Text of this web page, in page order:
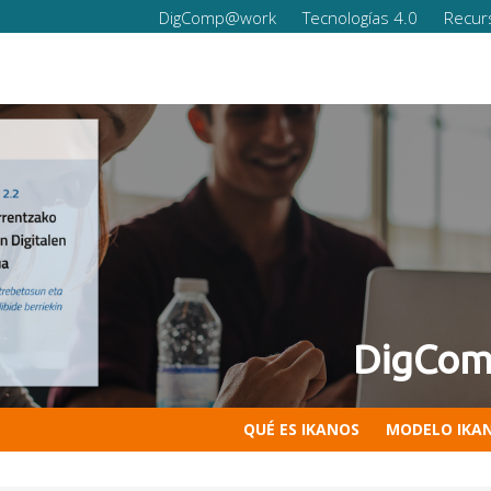
DigComp@work Tecnologías 4.0
DigComp 2.2
QUÉ ES IKANOS MODELO